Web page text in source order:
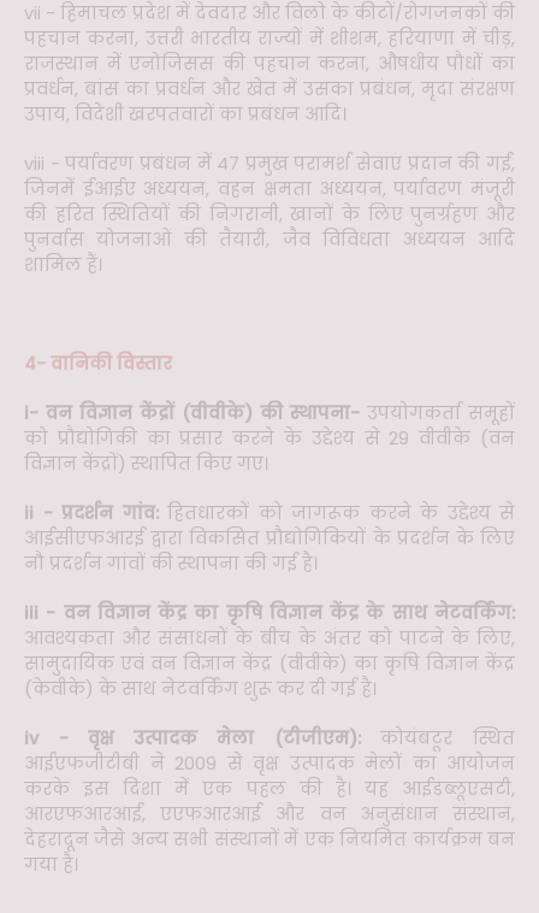
vii - हिमाचल प्रदेश में देवदार और विलो के कीटों/रोगजनकों की
पहचान करना, उत्तरी भारतीय राज्यों में शीशम, हरियाणा में चीड़,
राजस्थान में एनोजिसस की पहचान करना, औषधीय पौधों का
प्रवर्धन, बांस का प्रवर्धन और खेत में उसका प्रबंधन, मृदा संरक्षण
उपाय, विदेशी खरपतवारों का प्रबंधन आदि।
viii - पर्यावरण प्रबंधन में 47 प्रमुख परामर्श सेवाएं प्रदान की गईं,
जिनमें ईआईए अध्ययन, वहन क्षमता अध्ययन, पर्यावरण मंजूरी
की हरित स्थितियों की निगरानी, ​​खानों के लिए पुनर्ग्रहण और
पुनर्वास योजनाओं की तैयारी, जैव विविधता अध्ययन आदि
शामिल हैं।
4- वानिकी विस्तार
i- वन विज्ञान केंद्रों (वीवीके) की स्थापना- उपयोगकर्ता समूहों
को प्रौद्योगिकी का प्रसार करने के उद्देश्य से 29 वीवीके (वन
विज्ञान केंद्रों) स्थापित किए गए।
ii - प्रदर्शन गांव: हितधारकों को जागरूक करने के उद्देश्य से
आईसीएफआरई द्वारा विकसित प्रौद्योगिकियों के प्रदर्शन के लिए
नौ प्रदर्शन गांवों की स्थापना की गई है।
iii - वन विज्ञान केंद्र का कृषि विज्ञान केंद्र के साथ नेटवर्किंग:
आवश्यकता और संसाधनों के बीच के अंतर को पाटने के लिए,
सामुदायिक एवं वन विज्ञान केंद्र (वीवीके) का कृषि विज्ञान केंद्र
(केवीके) के साथ नेटवर्किंग शुरू कर दी गई है।
iv - वृक्ष उत्पादक मेला (टीजीएम):कोयंबटूर स्थित
आईएफजीटीबी ने 2009 से वृक्ष उत्पादक मेलों का आयोजन
करके इस दिशा में एक पहल की है। यह आईडब्लूएसटी,
आरएफआरआई, एएफआरआई और वन अनुसंधान संस्थान,
देहरादून जैसे अन्य सभी संस्थानों में एक नियमित कार्यक्रम बन
गया है।